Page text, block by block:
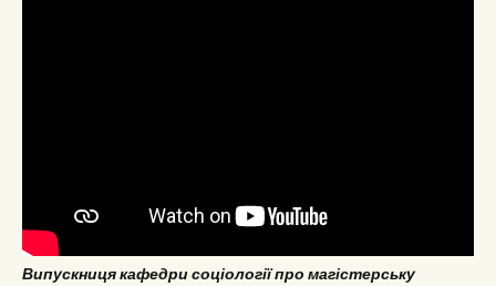
Випускниця кафедри соціології про магістерську